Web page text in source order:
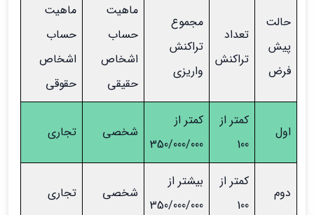
حالت
پیش
فرض
تعداد
تراکنش
مجموع
تراکنش
واریزی
ماهیت
حساب
اشخاص
حقیقی
ماهیت
حساب
اشخاص
حقوقی
اول
کمتر از
100
کمتر از
350/000/000
شخصی تجاری
دوم
کمتر از
100
بیشتر از
350/000/000
شخصی تجاری